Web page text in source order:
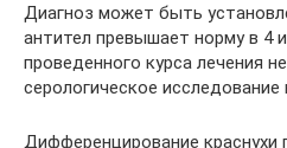
Диагноз может быть
антител превышает норму в 4
проведенного курса лечения
серологическое исследование
Дифференцирование краснухи